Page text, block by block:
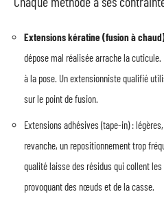
Extensions kératine (fusion à
dépose mal réalisée arrache la
à la pose. Un extensionniste qualifié
sur le point de fusion.
Extensions adhésives (tape-in) :
revanche, un repositionnement trop
qualité laisse des résidus qui collent
provoquant des nœuds et de la casse.